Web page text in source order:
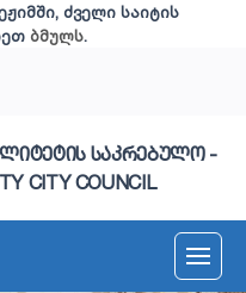
ძველი საიტის
ბმულს.
საკრებულო -
CITY COUNCIL